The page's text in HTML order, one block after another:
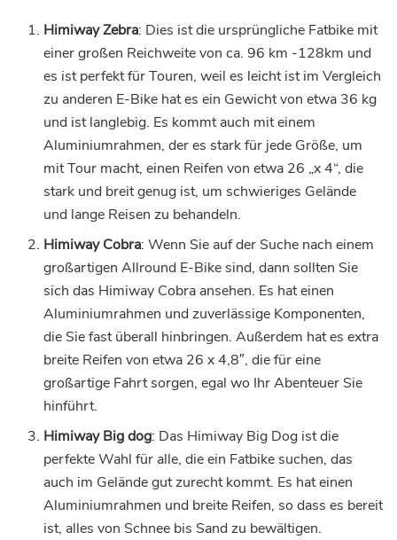
Himiway Zebra: Dies ist die ursprüngliche Fatbike mit
einer großen Reichweite von ca. 96 km -128km und
es ist perfekt für Touren, weil es leicht ist im Vergleich
zu anderen E-Bike hat es ein Gewicht von etwa 36 kg
und ist langlebig. Es kommt auch mit einem
Aluminiumrahmen, der es stark für jede Größe, um
mit Tour macht, einen Reifen von etwa 26 „x 4“, die
stark und breit genug ist, um schwieriges Gelände
und lange Reisen zu behandeln.
Himiway Cobra: Wenn Sie auf der Suche nach einem
großartigen Allround E-Bike sind, dann sollten Sie
sich das Himiway Cobra ansehen. Es hat einen
Aluminiumrahmen und zuverlässige Komponenten,
die Sie fast überall hinbringen. Außerdem hat es extra
breite Reifen von etwa 26 x 4,8″, die für eine
großartige Fahrt sorgen, egal wo Ihr Abenteuer Sie
hinführt.
Himiway Big dog: Das Himiway Big Dog ist die
perfekte Wahl für alle, die ein Fatbike suchen, das
auch im Gelände gut zurecht kommt. Es hat einen
Aluminiumrahmen und breite Reifen, so dass es bereit
ist, alles von Schnee bis Sand zu bewältigen.